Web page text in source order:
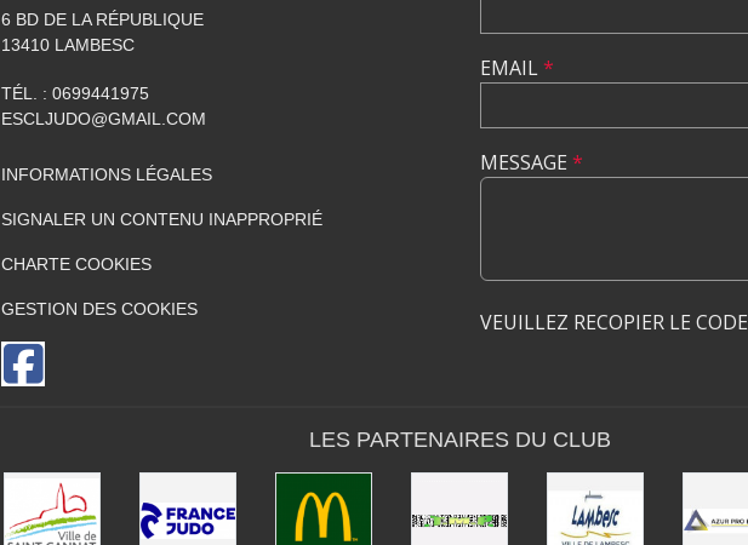
6 BD DE LA RÉPUBLIQUE
13410 LAMBESC
TÉL. : 0699441975
ESCLJUDO@GMAIL.COM
INFORMATIONS LÉGALES
SIGNALER UN CONTENU INAPPROPRIÉ
CHARTE COOKIES
GESTION DES COOKIES
EMAIL*
MESSAGE *
VEUILLEZ RECOPIER LE CODE
LES PARTENAIRES DU CLUB